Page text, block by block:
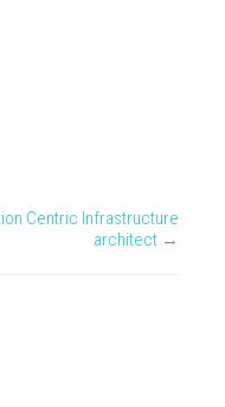
Centric Infrastructure
architect →